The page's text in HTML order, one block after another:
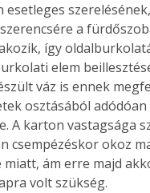
esetleges
a
így
elem
váz is ennek
osztásából
A karton vastagsága
csempézéskor okoz
miatt, ám erre majd
volt szükség.